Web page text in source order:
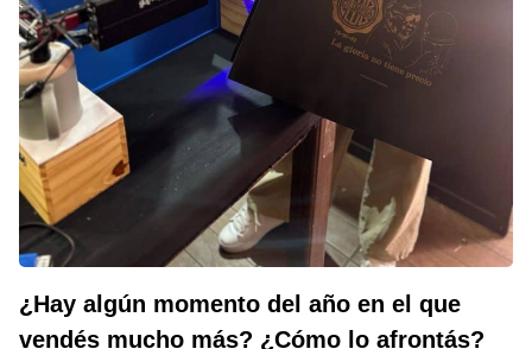
¿Hay algún momento del año en el que
vendés mucho más? ¿Cómo lo afrontás?